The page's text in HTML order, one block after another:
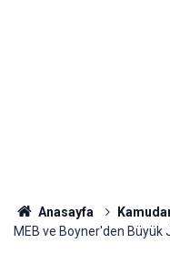
Anasayfa
MEB ve Boyner'den Büyük